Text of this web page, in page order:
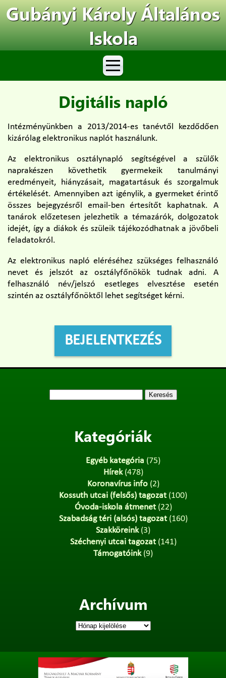
Gubányi Károly Általános
Iskola
Digitális napló
Intézményünkben a 2013/2014-es tanévtől kezdődően
kizárólag elektronikus naplót használunk.
Az elektronikus osztálynapló segítségével a szülők
naprakészen követhetik gyermekeik tanulmányi
eredményeit, hiányzásait, magatartásuk és szorgalmuk
értékelését. Amennyiben azt igénylik, a gyermeket érintő
összes bejegyzésről email-ben értesítőt kaphatnak. A
tanárok előzetesen jelezhetik a témazárók, dolgozatok
idejét, így a diákok és szüleik tájékozódhatnak a jövőbeli
feladatokról.
Az elektronikus napló eléréséhez szükséges felhasználó
nevet és jelszót az osztályfőnökök tudnak adni. A
felhasználó név/jelszó esetleges elvesztése esetén
szintén az osztályfőnöktől lehet segítséget kérni.
BEJELENTKEZÉS
Kategóriák
Egyéb kategória (75)
Hírek(478)
Koronavírus info(2)
Kossuth utcai (felsős) tagozat(100)
Óvoda-iskola átmenet(22)
Szabadság téri (alsós) tagozat(160)
Szakköreink(3)
Széchenyi utcai tagozat(141)
Támogatóink(9)
Archívum
Archívum